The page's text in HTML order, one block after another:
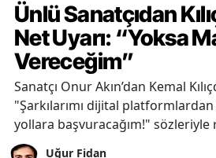
Ünlü Sanatçıdan
Net Uyarı: “Yoksa
Vereceğim”
Sanatçı Onur Akın’dan Kemal
"Şarkılarımı dijital platformlardan
yollara başvuracağım!" sözleriyle
Uğur Fidan